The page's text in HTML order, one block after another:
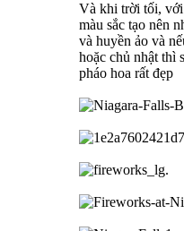
Và khi trời tối, với
màu sắc tạo nên
và huyền ảo và
hoặc chủ nhật thì
pháo hoa rất đẹp